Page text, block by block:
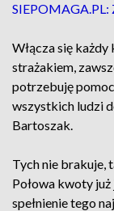
Włącza się każdy
strażakiem,
potrzebuję
wszystkich ludzi
Bartoszak.
Tych nie brakuje,
Połowa kwoty już
spełnienie tego